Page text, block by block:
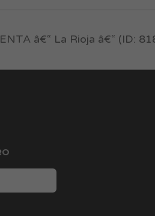
â€“ La Rioja â€“ (ID: